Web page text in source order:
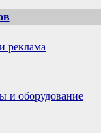
реклама
и оборудование